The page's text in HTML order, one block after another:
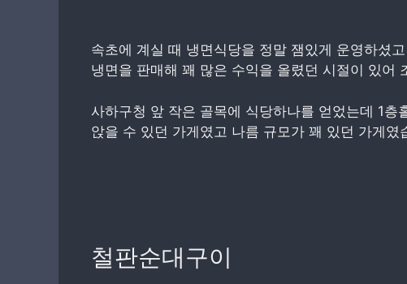
속초에 계실 때 냉면식당을 정말 잼있게 운영하셨
냉면을 판매해 꽤 많은 수익을 올렸던 시절이 있어
사하구청 앞 작은 골목에 식당하나를 얻었는데 1
앉을 수 있던 가게였고 나름 규모가 꽤 있던 가게였
철판순대구이